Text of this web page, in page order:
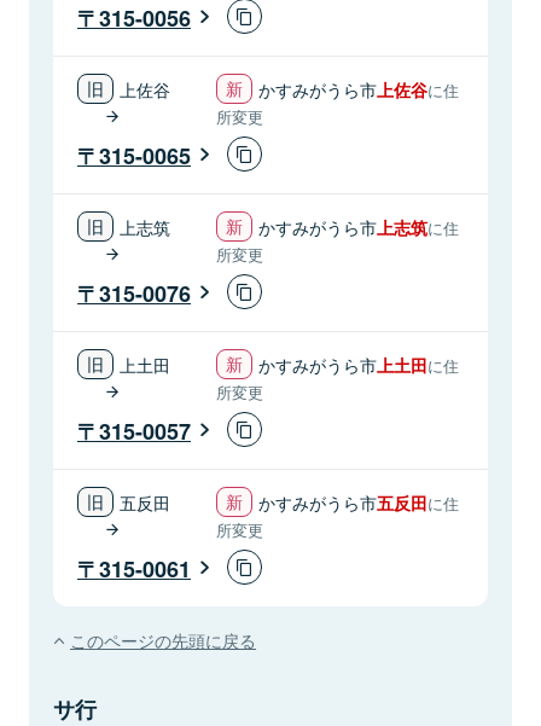
315-0056
上佐谷 かすみがうら市上佐谷に住
所変更
315-0065
上志筑 かすみがうら市上志筑に住
所変更
315-0076
上土田 かすみがうら市上土田に住
所変更
315-0057
五反田 かすみがうら市五反田に住
所変更
315-0061
このページの先頭に戻る
サ行